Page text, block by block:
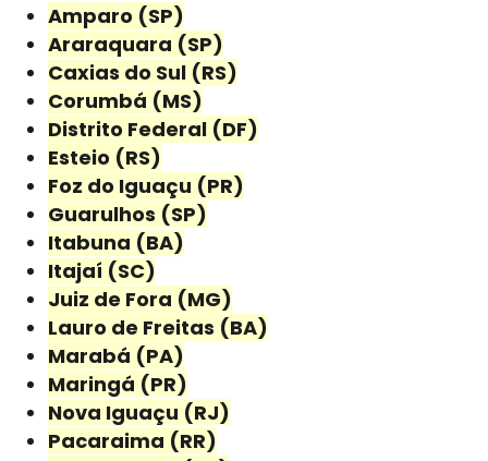
Amparo (SP)
Araraquara (SP)
Caxias do Sul (RS)
Corumbá (MS)
Distrito Federal (DF)
Esteio (RS)
Foz do Iguaçu (PR)
Guarulhos (SP)
Itabuna (BA)
Itajaí (SC)
Juiz de Fora (MG)
Lauro de Freitas (BA)
Marabá (PA)
Maringá (PR)
Nova Iguaçu (RJ)
Pacaraima (RR)